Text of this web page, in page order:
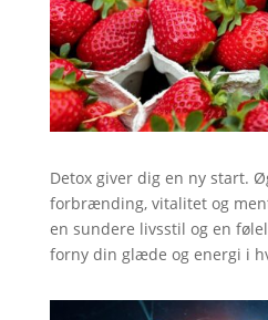
Detox giver dig en ny start.
forbrænding, vitalitet og
en sundere livsstil og en
forny din glæde og energi i